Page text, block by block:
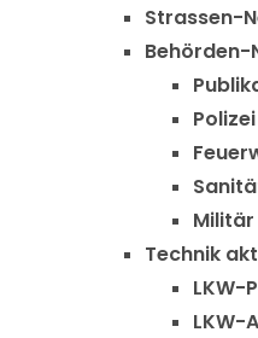
Strassen-
Behörden-
Militär
Technik
LKW-
LKW-